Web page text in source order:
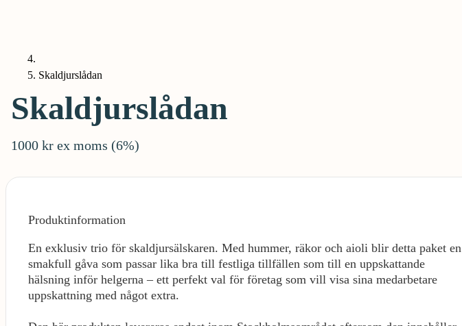
Skaldjurslådan
Skaldjurslådan
1000 kr ex moms (6%)
Produktinformation
En exklusiv trio för skaldjursälskaren. Med hummer, räkor och aioli blir detta paket en
smakfull gåva som passar lika bra till festliga tillfällen som till en uppskattande
hälsning inför helgerna – ett perfekt val för företag som vill visa sina medarbetare
uppskattning med något extra.